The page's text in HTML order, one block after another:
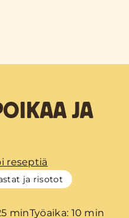
JA
reseptiä
ja risotot
minTyöaika: 10 min